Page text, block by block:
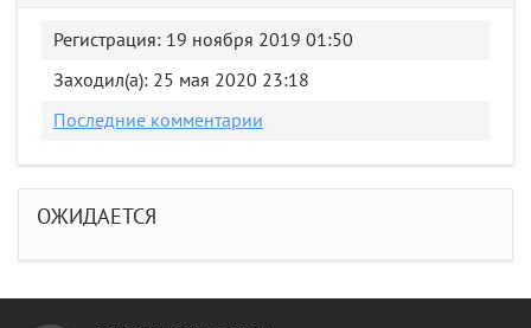
Регистрация: 19 ноября 2019 01:50
Заходил(а): 25 мая 2020 23:18
Последние комментарии
ОЖИДАЕТСЯ